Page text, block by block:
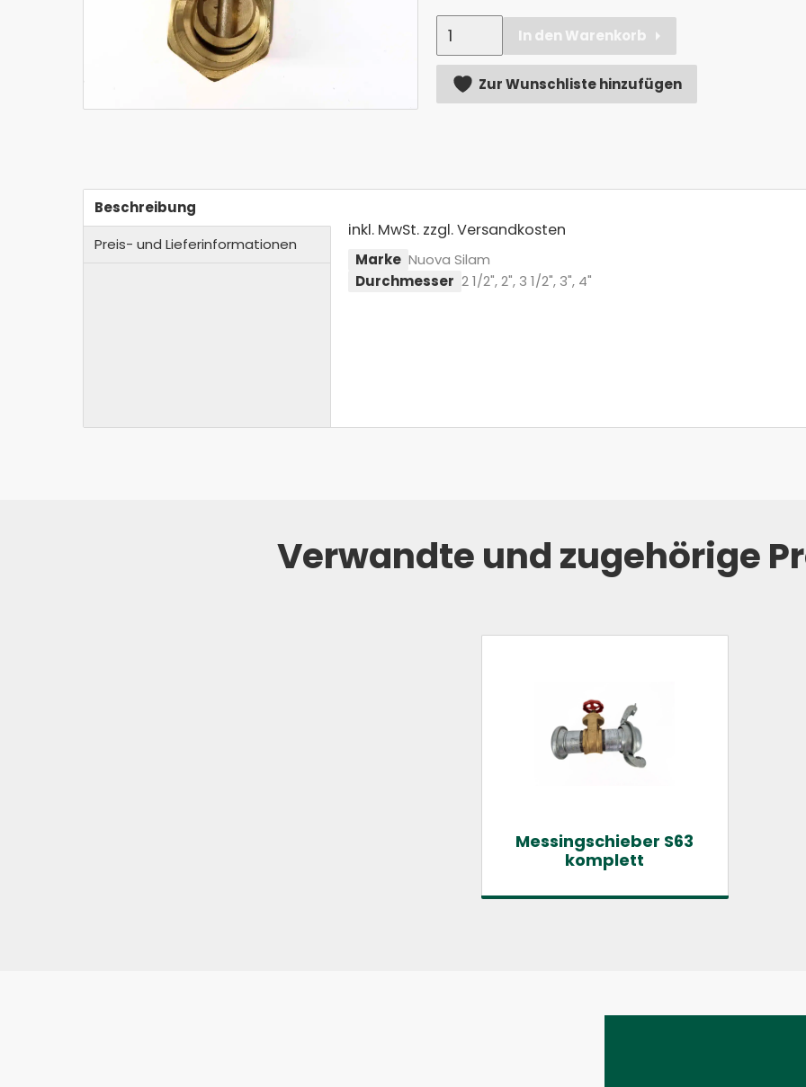
Anzahl
In den Warenkorb
Alternative:
Zur Wunschliste hinzufügen
Beschreibung
Preis- und Lieferinformationen
inkl. MwSt. zzgl. Versandkosten
Nuova Silam
Marke
2 1/2", 2", 3 1/2", 3", 4"
Durchmesser
Verwandte und zugehörige
Messingschieber S63
komplett